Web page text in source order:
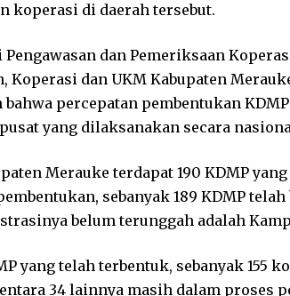
koperasi di daerah tersebut.
Pengawasan dan Pemeriksaan
Koperasi dan UKM Kabupaten
bahwa percepatan pembentukan
yang dilaksanakan secara
Merauke terdapat 190 KDMP
sebanyak 189 KDMP
belum terunggah adalah
yang telah terbentuk, sebanyak 155
34 lainnya masih dalam proses